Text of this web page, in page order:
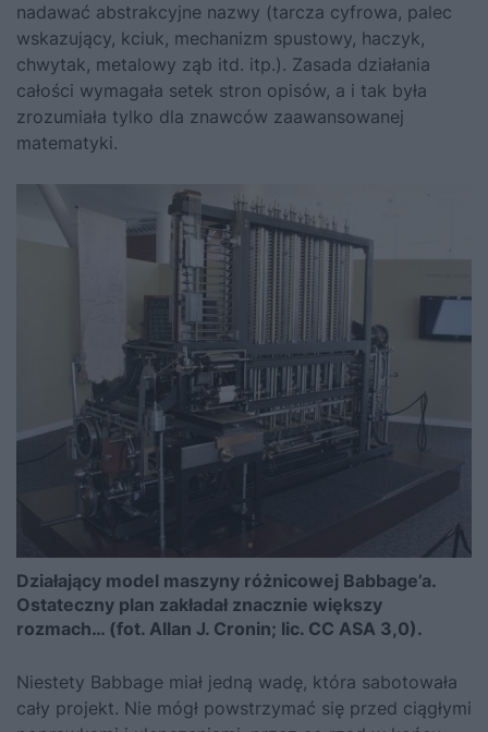
nadawać abstrakcyjne nazwy (tarcza cyfrowa, palec
wskazujący, kciuk, mechanizm spustowy, haczyk,
chwytak, metalowy ząb itd. itp.). Zasada działania
całości wymagała setek stron opisów, a i tak była
zrozumiała tylko dla znawców zaawansowanej
matematyki.
Działający model maszyny różnicowej Babbage’a.
Ostateczny plan zakładał znacznie większy
rozmach… (fot. Allan J. Cronin; lic. CC ASA 3,0).
Niestety Babbage miał jedną wadę, która sabotowała
cały projekt. Nie mógł powstrzymać się przed ciągłymi